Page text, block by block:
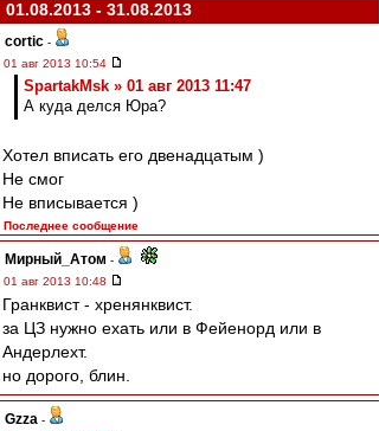
01.08.2013 - 31.08.2013
cortic -
01 авг 2013 10:54
SpartakMsk » 01 авг 2013 11:47
А куда делся Юра?
Хотел вписать его двенадцатым )
Не смог
Не вписывается )
Последнее сообщение
Мирный_Атом -
01 авг 2013 10:48
Гранквист - хренянквист.
за ЦЗ нужно ехать или в Фейенорд или в
Андерлехт.
но дорого, блин.
Gzza -